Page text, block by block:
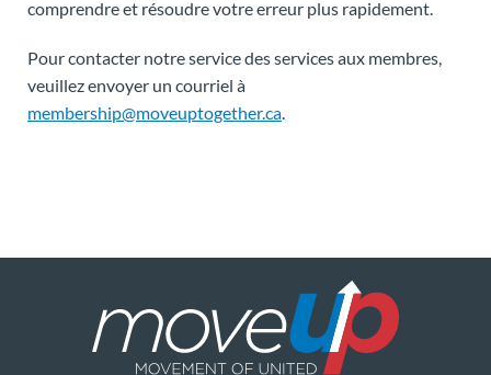
comprendre et résoudre votre erreur plus rapidement.
Pour contacter notre service des services aux membres,
veuillez envoyer un courriel à
membership@moveuptogether.ca.